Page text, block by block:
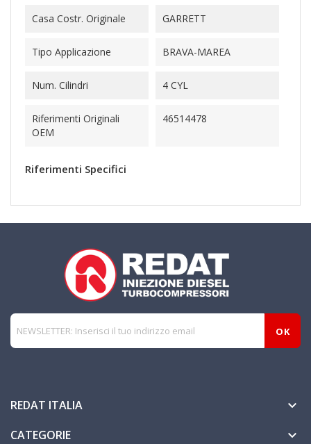
Casa Costr. Originale GARRETT
Tipo Applicazione BRAVA-MAREA
Num. Cilindri 4 CYL
Riferimenti Originali
OEM
46514478
Riferimenti Specifici
REDAT ITALIA 
CATEGORIE 